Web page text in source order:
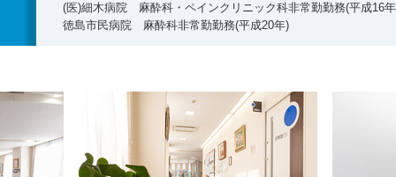
(医)細木病院 麻酔科・ペインクリニック科非常勤勤務(平成16
徳島市民病院 麻酔科非常勤勤務(平成20年)